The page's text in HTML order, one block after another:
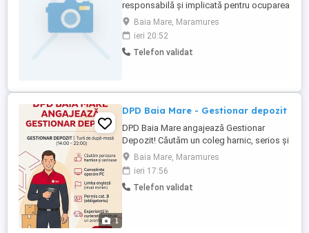
responsabilă și implicată pentru ocuparea
postului de Asistent Manager, cu activitate
în zona administrativă și tehnică și suport
operațional pentru compania noastră din
domeniul instalațiilor. Obligatoriu scoala
Baia Mare, Maramures
ieri 20:52
Telefon validat
1
DPD Baia Mare - Gestionar depozit
DPD Baia Mare angajează Gestionar
Depozit! Căutăm un coleg harnic, serios și
dornic de muncă pentru a se alătura
echipei noastre din Baia Mare. Dacă ești o
persoană organizată și îți place
dinamismul, te așteptăm în echipă! Ce
Baia Mare, Maramures
ieri 17:56
Telefon validat